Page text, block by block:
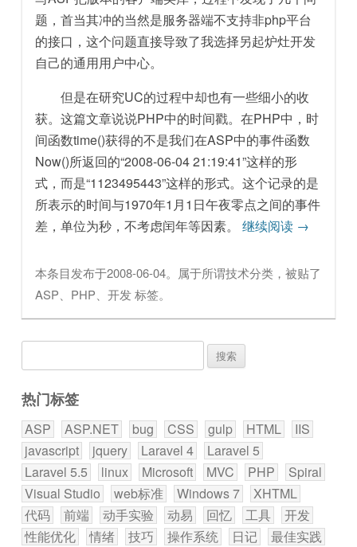
题，首当其冲的当然是服务器端不支持非php平台
的接口，这个问题直接导致了我选择另起炉灶开发
自己的通用用户中心。
但是在研究UC的过程中却也有一些细小的收
获。这篇文章说说PHP中的时间戳。在PHP中，时
间函数time()获得的不是我们在ASP中的事件函数
Now()所返回的“2008-06-04 21:19:41”这样的形
式，而是“1123495443”这样的形式。这个记录的是
所表示的时间与1970年1月1日午夜零点之间的事件
差，单位为秒，不考虑闰年等因素。继续阅读 →
本条目发布于2008-06-04。属于所谓技术分类，被贴了
ASP、 PHP、开发标签。
索：
热门标签
ASP ASP.NET bug CSS gulp HTML
IIS
javascript
jquery Laravel 4
Laravel 5
Laravel 5.5
linux Microsoft MVC PHP
Spiral
Visual Studio
web标准 Windows 7
XHTML
代码
前端 动手实验 动易 回忆 工具
开发
性能优化
情绪 技巧 操作系统 日记
最佳实践